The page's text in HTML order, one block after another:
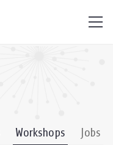
Workshops Jobs